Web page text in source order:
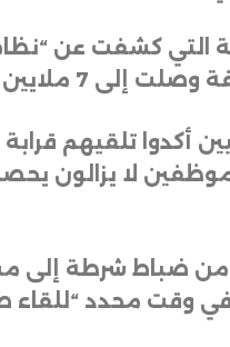
التي كشفت عن
من ضباط شرطة
في وقت محدد